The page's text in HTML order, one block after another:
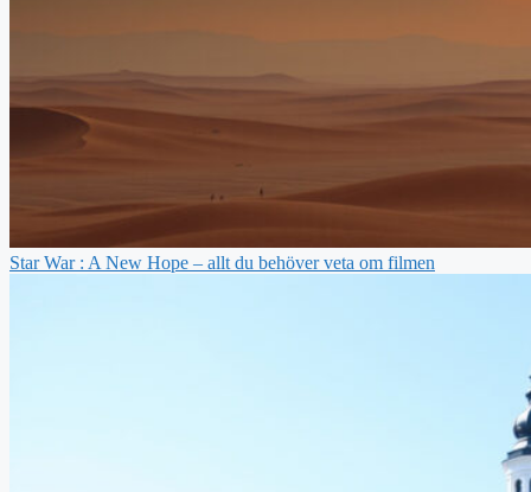
Star War : A New Hope – allt du behöver veta om filmen